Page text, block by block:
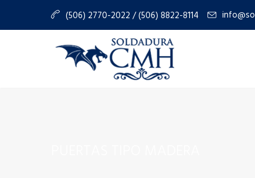
(506) 2770-2022 / (506) 8822-8114